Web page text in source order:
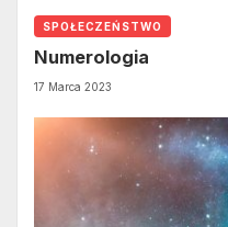
SPOŁECZEŃSTWO
Numerologia
17 Marca 2023